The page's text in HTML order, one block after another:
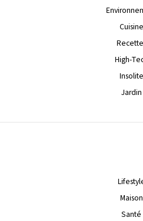
Cuisine
High-
Insolite
Jardin
Maison
Santé